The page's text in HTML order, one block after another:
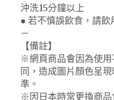
沖洗15分鐘以上
● 若不慎誤飲食，請
－
【備註】
※網頁商品會因為使
同，造成圖片顏色呈
準。
※因日本時常更換商